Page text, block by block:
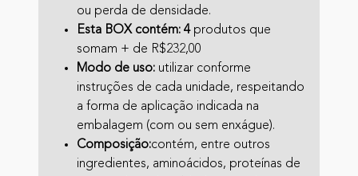
ou perda de densidade.
Esta BOX contém: 4produtos que
somam + de R$232,00
Modo de uso: utilizar conforme
instruções de cada unidade, respeitando
a forma de aplicação indicada na
embalagem (com ou sem enxágue).
Composição:contém, entre outros
ingredientes, aminoácidos, proteínas de